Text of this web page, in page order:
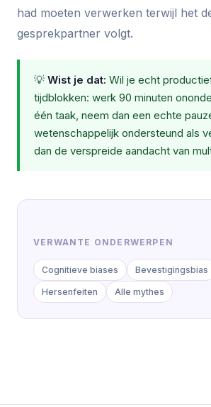
had moeten verwerken terwijl het
gesprekpartner volgt.
💡 Wist je dat: Wil je echt
tijdblokken: werk 90 minuten
één taak, neem dan een echte
wetenschappelijk ondersteund als
dan de verspreide aandacht van
VERWANTE ONDERWERPEN
Cognitieve biases Bevestigingsbias
Hersenfeiten Alle mythes